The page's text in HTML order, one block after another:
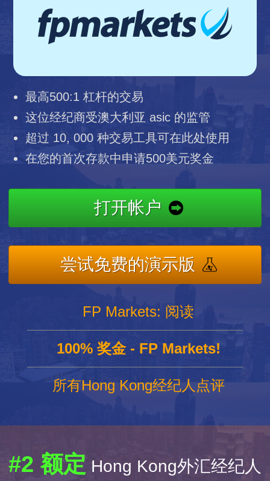
最高500:1 杠杆的交易
这位经纪商受澳大利亚 asic 的监管
超过 10, 000 种交易工具可在此处使用
在您的首次存款中申请500美元奖金
打开帐户
尝试免费的演示版
FP Markets: 阅读
100% 奖金 - FP Markets!
所有Hong Kong经纪人点评
#2 额定 Hong Kong外汇经纪人